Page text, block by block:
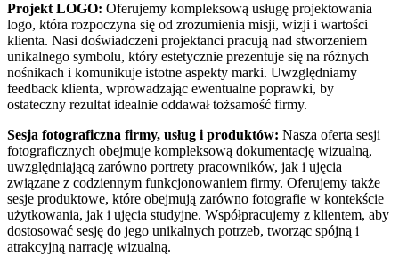
Projekt LOGO: Oferujemy kompleksową usługę projektowania
logo, która rozpoczyna się od zrozumienia misji, wizji i wartości
klienta. Nasi doświadczeni projektanci pracują nad stworzeniem
unikalnego symbolu, który estetycznie prezentuje się na różnych
nośnikach i komunikuje istotne aspekty marki. Uwzględniamy
feedback klienta, wprowadzając ewentualne poprawki, by
ostateczny rezultat idealnie oddawał tożsamość firmy.
Sesja fotograficzna firmy, usług i produktów: Nasza oferta sesji
fotograficznych obejmuje kompleksową dokumentację wizualną,
uwzględniającą zarówno portrety pracowników, jak i ujęcia
związane z codziennym funkcjonowaniem firmy. Oferujemy także
sesje produktowe, które obejmują zarówno fotografie w kontekście
użytkowania, jak i ujęcia studyjne. Współpracujemy z klientem, aby
dostosować sesję do jego unikalnych potrzeb, tworząc spójną i
atrakcyjną narrację wizualną.